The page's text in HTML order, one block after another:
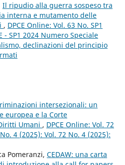
Il ripudio alla guerra sospeso tra
interna e mutamento delle
, DPCE Online: Vol. 63 No. SP1
- SP1 2024 Numero Speciale
declinazioni del principio
intersezionali: un
europea e la Corte
Umani , DPCE Online: Vol. 72
4 (2025): Vol. 72 No. 4 (2025):
Pomeranzi, CEDAW: una carta